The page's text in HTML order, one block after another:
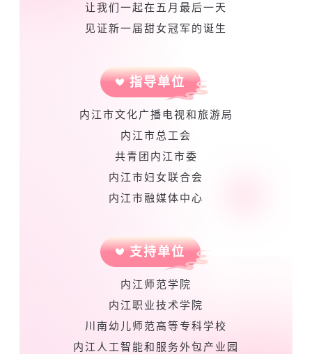
让我们一起在五月最后一天
见证新一届甜女冠军的诞生
指导单位
内江市文化广播电视和旅游局
内江市总工会
共青团内江市委
内江市妇女联合会
内江市融媒体中心
支持单位
内江师范学院
内江职业技术学院
川南幼儿师范高等专科学校
内江人工智能和服务外包产业园